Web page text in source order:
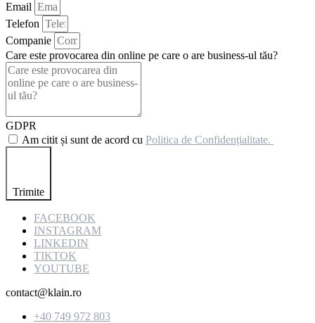
Email
Telefon
Companie
Care este provocarea din online pe care o are business-ul tău?
GDPR
Am citit și sunt de acord cu Politica de Confidențialitate.
Trimite
FACEBOOK
INSTAGRAM
LINKEDIN
TIKTOK
YOUTUBE
contact@klain.ro
+40 749 972 803